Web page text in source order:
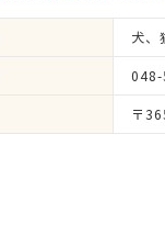
犬、
〒